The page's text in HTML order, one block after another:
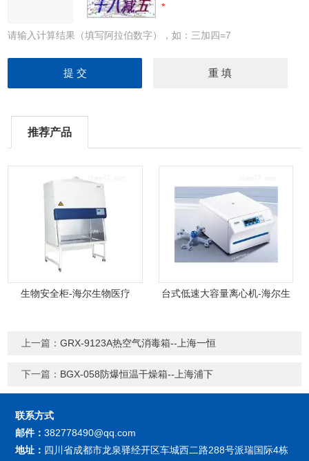
请输入计算结果（填写阿拉伯数字），如：三加四=7
推荐产品
生物安全柜-海尔生物医疗
台式低速大容量离心机-海尔生
上一篇：GRX-9123A热空气消毒箱--上海一恒
下一篇： BGX-058防爆恒温干燥箱--上海浦下
联系方式
邮件：382778490@qq.com
地址： 四川省成都市龙泉驿经开区车城西二路288号派瑞国际4栋